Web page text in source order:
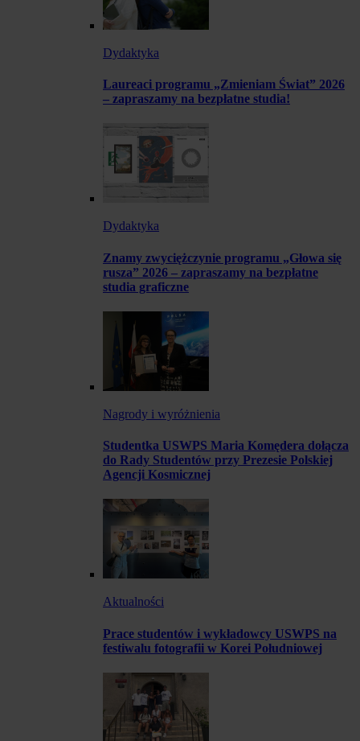
Dydaktyka
Laureaci programu „Zmieniam Świat” 2026
– zapraszamy na bezpłatne studia!
Dydaktyka
Znamy zwyciężczynie programu „Głowa się
rusza” 2026 – zapraszamy na bezpłatne
studia graficzne
Nagrody i wyróżnienia
Studentka USWPS Maria Komędera dołącza
do Rady Studentów przy Prezesie Polskiej
Agencji Kosmicznej
Aktualności
Prace studentów i wykładowcy USWPS na
festiwalu fotografii w Korei Południowej